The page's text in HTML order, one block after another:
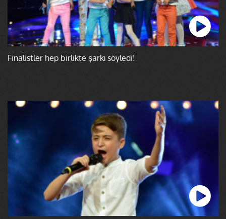
Finalistler hep birlikte şarkı söyledi!